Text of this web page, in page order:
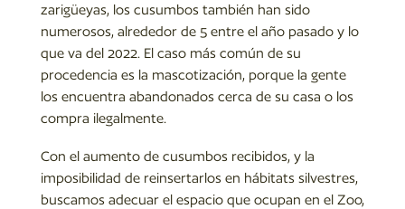
zarigüeyas, los cusumbos también han sido
numerosos, alrededor de 5 entre el año pasado y lo
que va del 2022. El caso más común de su
procedencia es la mascotización, porque la gente
los encuentra abandonados cerca de su casa o los
compra ilegalmente.
Con el aumento de cusumbos recibidos, y la
imposibilidad de reinsertarlos en hábitats silvestres,
buscamos adecuar el espacio que ocupan en el Zoo,